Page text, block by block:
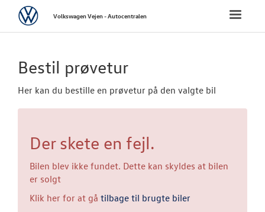
NYE VAREBILER
Toggle
VolkswagenVolkswagen Vejen - Autocentralen
Bestil prøvetur
Her kan du bestille en prøvetur på den valgte bil
Der skete en fejl.
Bilen blev ikke fundet. Dette kan skyldes at bilen
er solgt
Klik her for at gå tilbage til brugte biler